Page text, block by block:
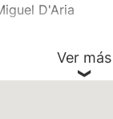
D'Aria
- Prov. de
Ver más